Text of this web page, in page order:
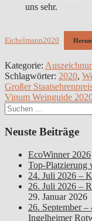
uns sehr.
Eichelmann2020
Kategorie:
Schlagwörter: 2020,
Vorheriger
Beitrag:
Großer
Nächster
Beitrag:
Vinum Weinguide
Suchen
nach:
Neuste Beiträge
EcoWinner 2026
Top-Platzierung
24. Juli 2026 –
26. Juli 2026 –
29. Januar 2026
26. September
Ingelheimer